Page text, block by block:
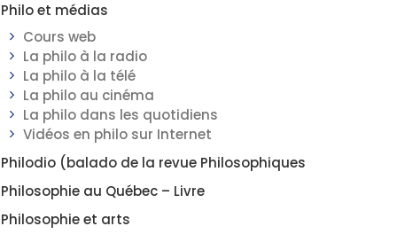
Philo et médias
Cours web
La philo à la radio
La philo à la télé
La philo au cinéma
La philo dans les quotidiens
Vidéos en philo sur Internet
Philodio (balado de la revue Philosophiques
Philosophie au Québec – Livre
Philosophie et arts